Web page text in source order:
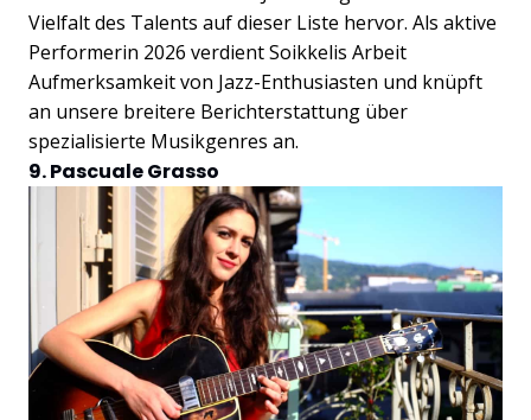
Vielfalt des Talents auf dieser Liste hervor. Als aktive
Performerin 2026 verdient Soikkelis Arbeit
Aufmerksamkeit von Jazz-Enthusiasten und knüpft
an unsere breitere Berichterstattung über
spezialisierte Musikgenres an.
9. Pascuale Grasso